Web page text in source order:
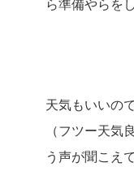
天気もいいの
（フツー天気
う声が聞こえ